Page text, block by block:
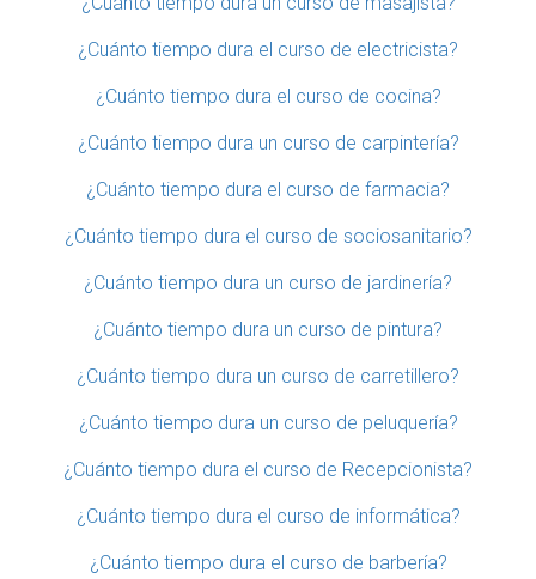
¿Cuánto tiempo dura el curso de electricista?
¿Cuánto tiempo dura el curso de cocina?
¿Cuánto tiempo dura un curso de carpintería?
¿Cuánto tiempo dura el curso de farmacia?
¿Cuánto tiempo dura el curso de sociosanitario?
¿Cuánto tiempo dura un curso de jardinería?
¿Cuánto tiempo dura un curso de pintura?
¿Cuánto tiempo dura un curso de carretillero?
¿Cuánto tiempo dura un curso de peluquería?
¿Cuánto tiempo dura el curso de Recepcionista?
¿Cuánto tiempo dura el curso de informática?
¿Cuánto tiempo dura el curso de barbería?